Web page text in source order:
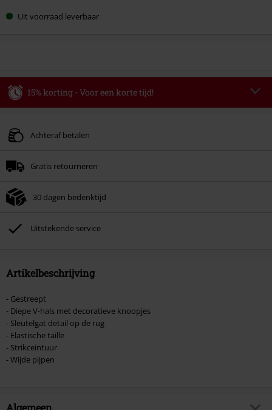
Uit voorraad leverbaar
15% korting - Voor een korte tijd!
Geldig t/m 09-08-2026
Zodra je de code hebt ingevoerd, wordt de korting automatisch verrekend in
Kan niet gecombineerd worden met andere kortingscodes. Boeken, media,
Toten Hosen, Metality, cadeaubonnen en artikelen met een inbegrepen
donatie zijn uitgesloten van de korting.
Achteraf betalen
Gratis retourneren
30 dagen bedenktijd
Uitstekende service
Artikelbeschrijving
- Gestreept
- Diepe V-hals met decoratieve knoopjes
- Sleutelgat detail op de rug
- Elastische taille
- Strikceintuur
- Wijde pijpen
Algemeen